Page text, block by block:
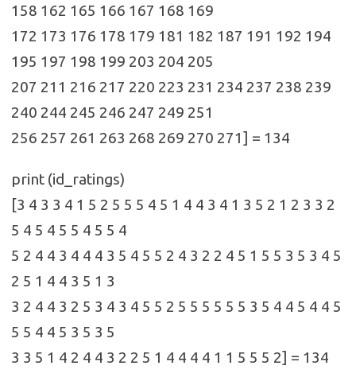
158 162 165 166 167 168 169
172 173 176 178 179 181 182 187 191 192 194
195 197 198 199 203 204 205
207 211 216 217 220 223 231 234 237 238 239
240 244 245 246 247 249 251
256 257 261 263 268 269 270 271] = 134
print (id_ratings)
[3 4 3 3 4 1 5 2 5 5 5 4 5 1 4 4 3 4 1 3 5 2 1 2 3 3 2
5 4 5 4 5 5 4 5 5 4
5 2 4 4 3 4 4 4 3 5 4 5 5 2 4 3 2 2 4 5 1 5 5 3 5 3 4 5
2 5 1 4 4 3 5 1 3
3 2 4 4 3 2 5 3 4 3 4 5 5 2 5 5 5 5 5 5 3 5 4 4 5 4 4 5
5 5 4 4 5 3 5 3 5
3 3 5 1 4 2 4 4 3 2 2 5 1 4 4 4 4 1 1 5 5 5 2] = 134